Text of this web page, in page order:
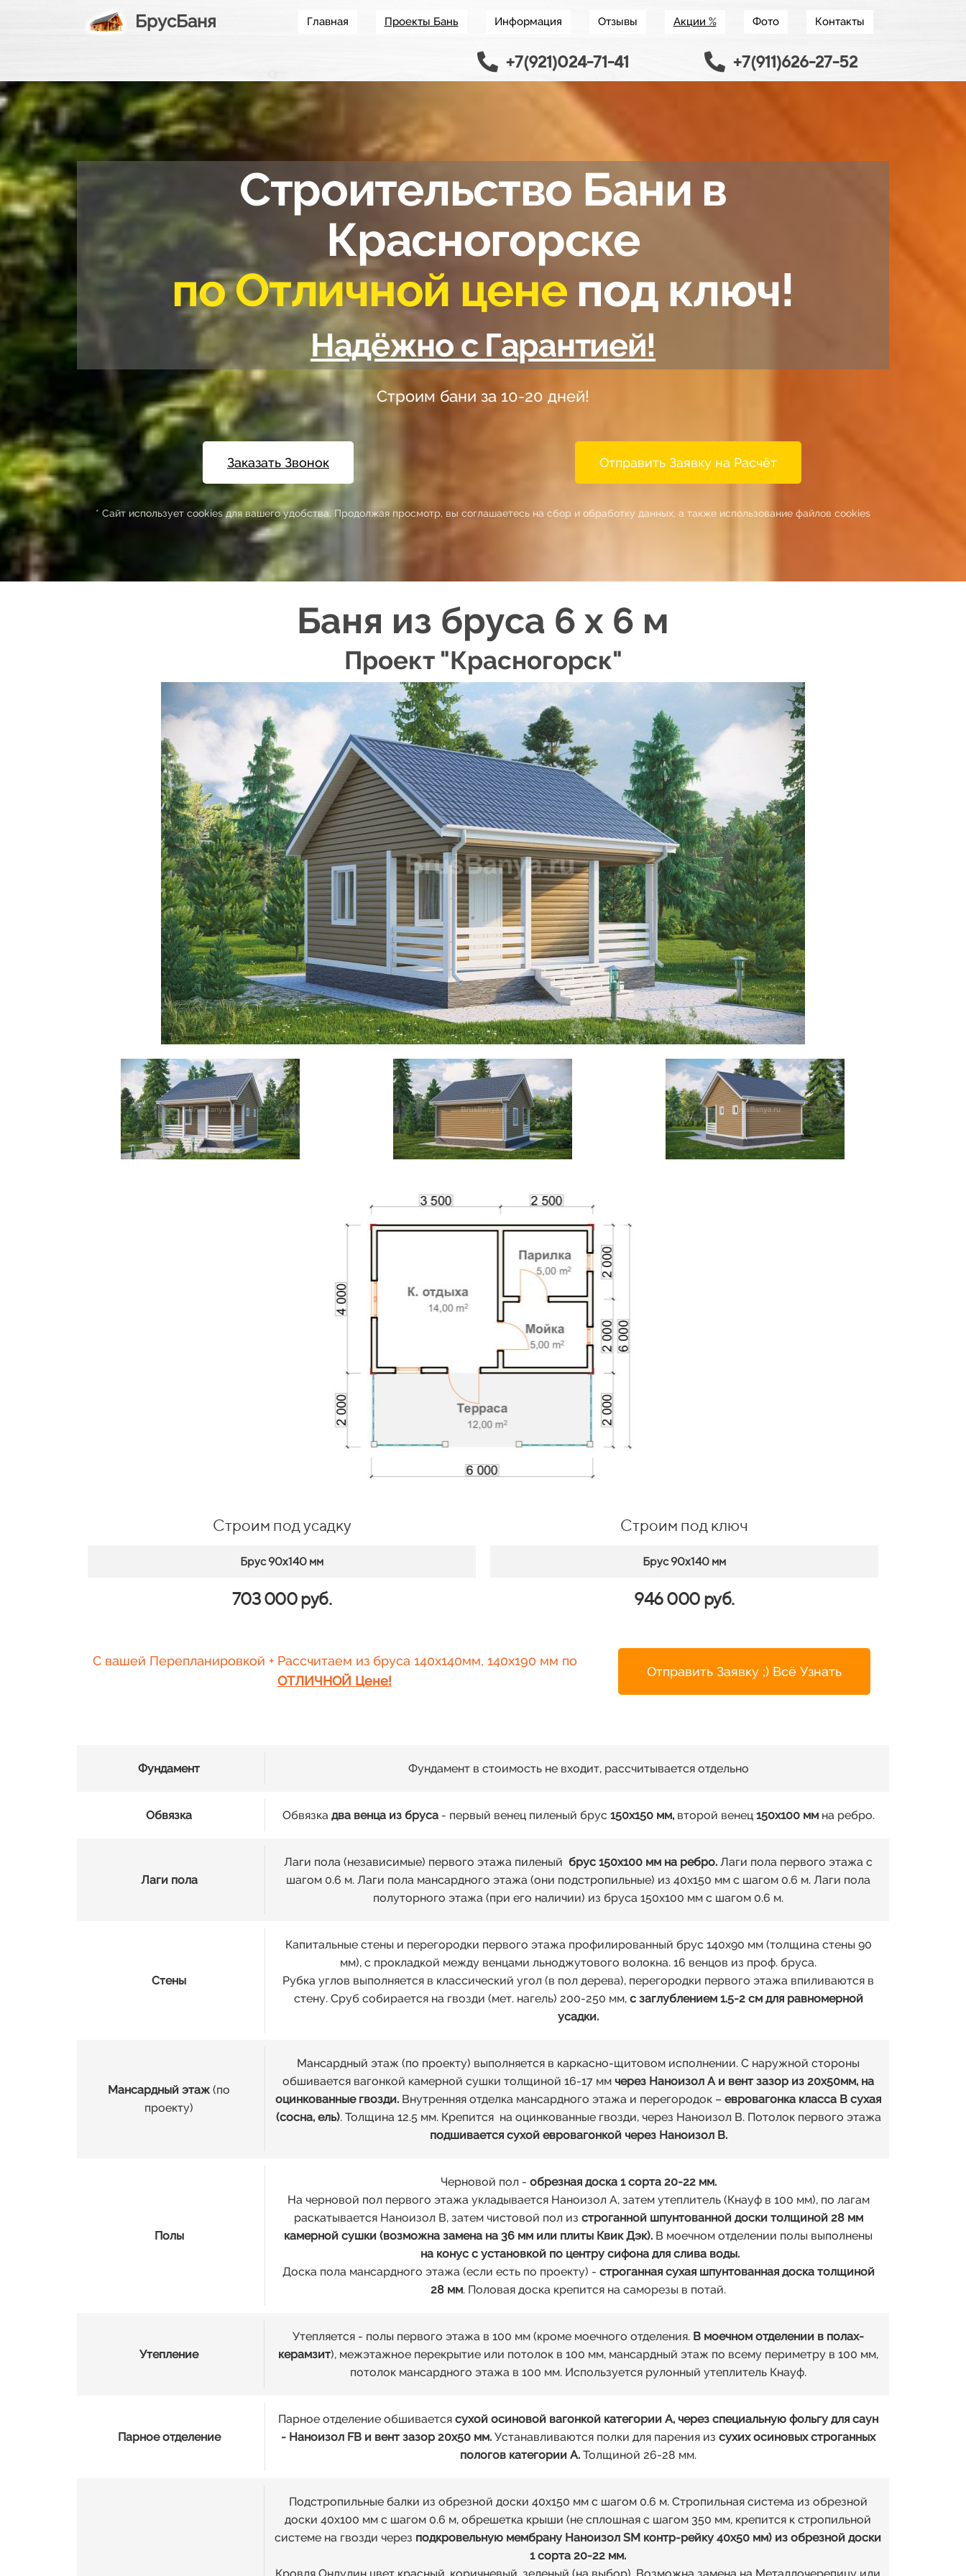
БрусБаня Главная Проекты Бань Информация Отзывы Акции % Фото Контакты
+7(921)024-71-41 +7(911)626-27-52
Строительство Бани в
Красногорске
по Отличной ценепод ключ!
Надёжно с Гарантией!
Строим бани за 10-20 дней!
Заказать Звонок Отправить Заявку на Расчёт
* Сайт использует cookies для вашего удобства. Продолжая просмотр, вы соглашаетесь на сбор и обработку данных, а также использование файлов cookies
Баня из бруса 6 х 6 м
Проект "Красногорск"
Строим под усадку
Брус 90х140 мм
703 000 руб.
Строим под ключ
Брус 90х140 мм
946 000 руб.
С вашей Перепланировкой + Рассчитаем из бруса 140х140мм, 140х190 мм по
ОТЛИЧНОЙ Цене!
Отправить Заявку ;) Всё Узнать
Фундамент Фундамент в стоимость не входит, рассчитывается отдельно
Обвязка Обвязка два венца из бруса - первый венец пиленый брус 150х150 мм, второй венец 150х100 мм на ребро.
Лаги пола
Лаги пола (независимые) первого этажа пиленый брус 150х100 мм на ребро. Лаги пола первого этажа с
шагом 0.6 м. Лаги пола мансардного этажа (они подстропильные) из 40х150 мм с шагом 0.6 м. Лаги пола
полуторного этажа (при его наличии) из бруса 150х100 мм с шагом 0.6 м.
Стены
Капитальные стены и перегородки первого этажа профилированный брус 140х90 мм (толщина стены 90
мм), с прокладкой между венцами льноджутового волокна. 16 венцов из проф. бруса.
Рубка углов выполняется в классический угол (в пол дерева), перегородки первого этажа впиливаются в
стену. Сруб собирается на гвозди (мет. нагель) 200-250 мм, с заглублением 1.5-2 см для равномерной
усадки.
Мансардный этаж (по
проекту)
Мансардный этаж (по проекту) выполняется в каркасно-щитовом исполнении. С наружной стороны
обшивается вагонкой камерной сушки толщиной 16-17 мм через Наноизол А и вент зазор из 20х50мм, на
оцинкованные гвозди. Внутренняя отделка мансардного этажа и перегородок – евровагонка класса В сухая
(сосна, ель). Толщина 12.5 мм. Крепится на оцинкованные гвозди, через Наноизол В. Потолок первого этажа
подшивается сухой евровагонкой через Наноизол В.
Полы
Черновой пол - обрезная доска 1 сорта 20-22 мм.
На черновой пол первого этажа укладывается Наноизол А, затем утеплитель (Кнауф в 100 мм), по лагам
раскатывается Наноизол В, затем чистовой пол из строганной шпунтованной доски толщиной 28 мм
камерной сушки (возможна замена на 36 мм или плиты Квик Дэк). В моечном отделении полы выполнены
на конус с установкой по центру сифона для слива воды.
Доска пола мансардного этажа (если есть по проекту) - строганная сухая шпунтованная доска толщиной
28 мм. Половая доска крепится на саморезы в потай.
Утепление
Утепляется - полы первого этажа в 100 мм (кроме моечного отделения.В моечном отделении в полах-
керамзит), межэтажное перекрытие или потолок в 100 мм, мансардный этаж по всему периметру в 100 мм,
потолок мансардного этажа в 100 мм. Используется рулонный утеплитель Кнауф.
Парное отделение
Парное отделение обшивается сухой осиновой вагонкой категории А, через специальную фольгу для саун
- Наноизол FB и вент зазор 20х50 мм. Устанавливаются полки для парения из сухих осиновых строганных
пологов категории А. Толщиной 26-28 мм.
Подстропильные балки из обрезной доски 40х150 мм с шагом 0.6 м. Стропильная система из обрезной
доски 40х100 мм с шагом 0.6 м, обрешетка крыши (не сплошная с шагом 350 мм, крепится к стропильной
системе на гвозди через подкровельную мембрану Наноизол SM контр-рейку 40х50 мм) из обрезной доски
1 сорта 20-22 мм.